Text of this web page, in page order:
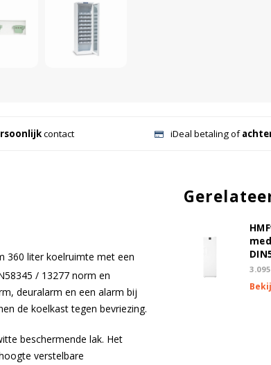
contact iDeal betaling of
360 liter koelruimte met een
/ 13277 norm en
deuralarm en een alarm bij
de koelkast tegen bevriezing.
beschermende lak. Het
verstelbare